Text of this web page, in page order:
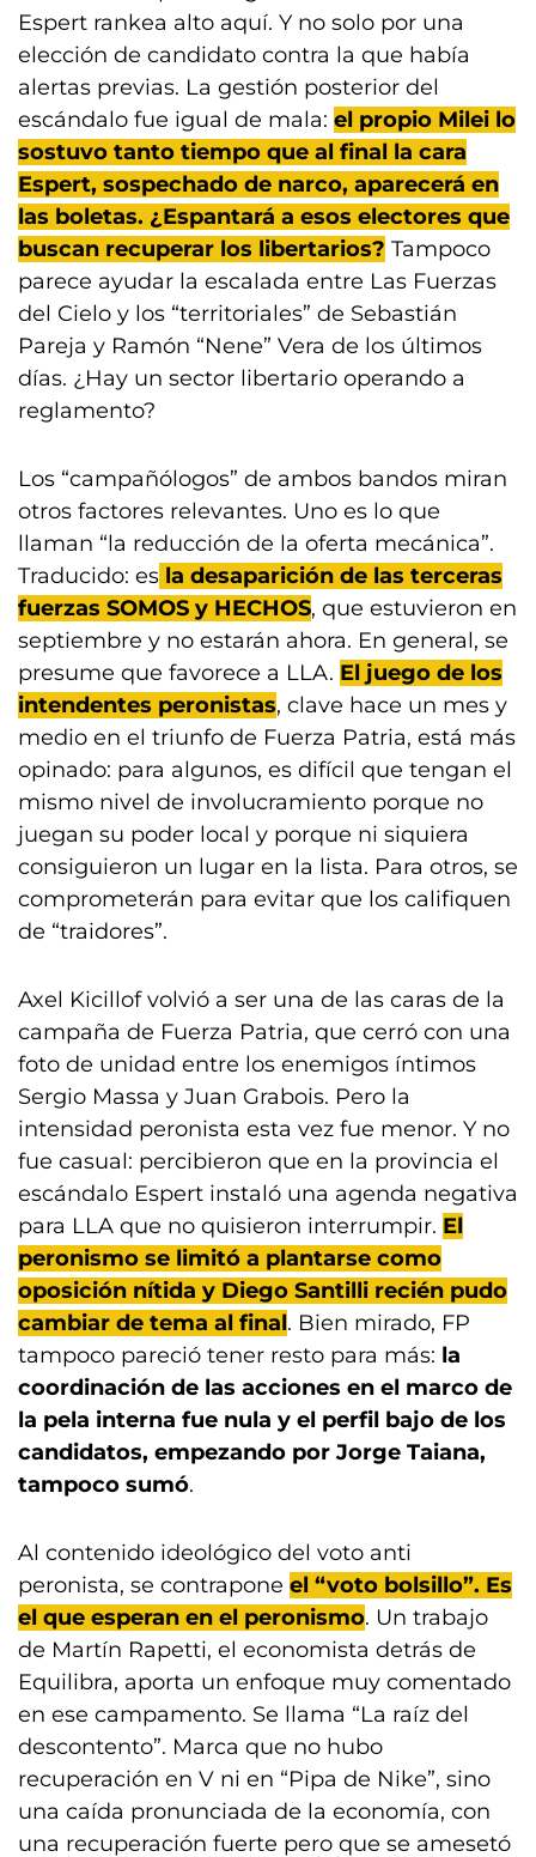
Espert rankea alto aquí. Y no solo por una
elección de candidato contra la que había
alertas previas. La gestión posterior del
escándalo fue igual de mala: el propio Milei lo
sostuvo tanto tiempo que al final la cara
Espert, sospechado de narco, aparecerá en
las boletas. ¿Espantará a esos electores que
buscan recuperar los libertarios? Tampoco
parece ayudar la escalada entre Las Fuerzas
del Cielo y los “territoriales” de Sebastián
Pareja y Ramón “Nene” Vera de los últimos
días. ¿Hay un sector libertario operando a
reglamento?
Los “campañólogos” de ambos bandos miran
otros factores relevantes. Uno es lo que
llaman “la reducción de la oferta mecánica”.
Traducido: es la desaparición de las terceras
fuerzas SOMOS y HECHOS, que estuvieron en
septiembre y no estarán ahora. En general, se
presume que favorece a LLA. El juego de los
intendentes peronistas, clave hace un mes y
medio en el triunfo de Fuerza Patria, está más
opinado: para algunos, es difícil que tengan el
mismo nivel de involucramiento porque no
juegan su poder local y porque ni siquiera
consiguieron un lugar en la lista. Para otros, se
comprometerán para evitar que los califiquen
de “traidores”.
Axel Kicillof volvió a ser una de las caras de la
campaña de Fuerza Patria, que cerró con una
foto de unidad entre los enemigos íntimos
Sergio Massa y Juan Grabois. Pero la
intensidad peronista esta vez fue menor. Y no
fue casual: percibieron que en la provincia el
escándalo Espert instaló una agenda negativa
para LLA que no quisieron interrumpir. El
peronismo se limitó a plantarse como
oposición nítida y Diego Santilli recién pudo
cambiar de tema al final. Bien mirado, FP
tampoco pareció tener resto para más: la
coordinación de las acciones en el marco de
la pela interna fue nula y el perfil bajo de los
candidatos, empezando por Jorge Taiana,
tampoco sumó.
Al contenido ideológico del voto anti
peronista, se contrapone el “voto bolsillo”. Es
el que esperan en el peronismo. Un trabajo
de Martín Rapetti, el economista detrás de
Equilibra, aporta un enfoque muy comentado
en ese campamento. Se llama “La raíz del
descontento”. Marca que no hubo
recuperación en V ni en “Pipa de Nike”, sino
una caída pronunciada de la economía, con
una recuperación fuerte pero que se amesetó